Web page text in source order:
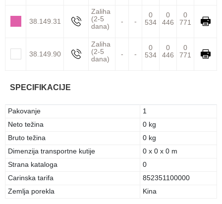
38.149.31
Zaliha
(2-5
dana)
- -
0
534
0
446
0
771
38.149.90
Zaliha
(2-5
dana)
- -
0
534
0
446
0
771
SPECIFIKACIJE
Pakovanje
1
Neto težina
0 kg
Bruto težina
0 kg
Dimenzija transportne kutije
0 x 0 x 0 m
Strana kataloga
0
Carinska tarifa
852351100000
Zemlja porekla
Kina